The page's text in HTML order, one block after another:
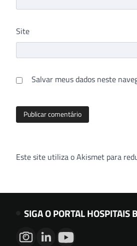
Site
Salvar meus dados neste
Este site utiliza o Akismet para
SIGA O PORTAL HOSPITAIS